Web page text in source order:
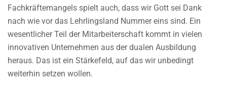
Fachkräftemangels spielt auch, dass wir Gott sei Dank
nach wie vor das Lehrlingsland Nummer eins sind. Ein
wesentlicher Teil der Mitarbeiterschaft kommt in vielen
innovativen Unternehmen aus der dualen Ausbildung
heraus. Das ist ein Stärkefeld, auf das wir unbedingt
weiterhin setzen wollen.